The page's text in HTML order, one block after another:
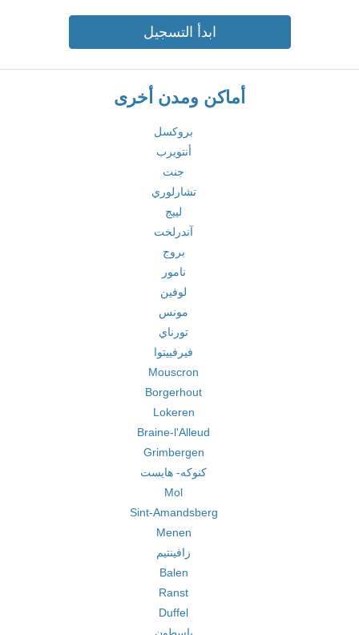
ابدأ التسجيل
أماكن ومدن أخرى
بروكسل
أنتويرب
جنت
تشارلوري
لييج
آندرلخت
بروج
نامور
لوفين
مونس
تورناي
فيرفييتوا
Mouscron
Borgerhout
Lokeren
Braine-l'Alleud
Grimbergen
كنوكه- هايست
Mol
Sint-Amandsberg
Menen
زافينتيم
Balen
Ranst
Duffel